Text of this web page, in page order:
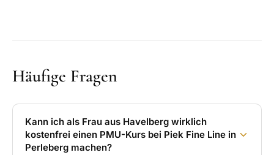
Häufige Fragen
Kann ich als Frau aus Havelberg wirklich
kostenfrei einen PMU-Kurs bei Piek Fine Line in
Perleberg machen?